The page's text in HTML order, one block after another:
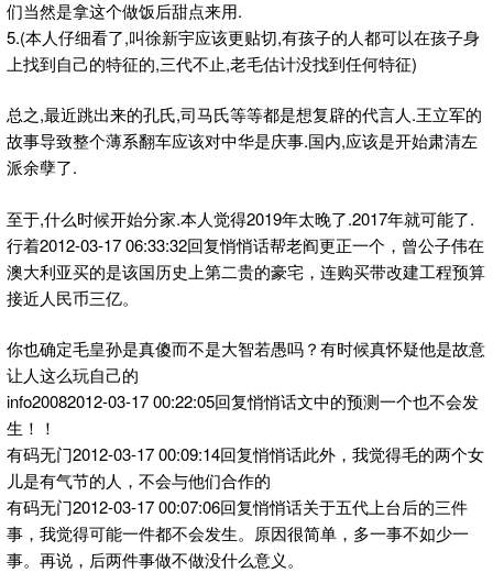
们当然是拿这个做饭后甜点来用.
5.(本人仔细看了,叫徐新宇应该更贴切,有孩子的人都可以在孩子身
上找到自己的特征的,三代不止,老毛估计没找到任何特征)
总之,最近跳出来的孔氏,司马氏等等都是想复辟的代言人.王立军的
故事导致整个薄系翻车应该对中华是庆事.国内,应该是开始肃清左
派余孽了.
至于,什么时候开始分家.本人觉得2019年太晚了.2017年就可能了.
行着2012-03-17 06:33:32回复悄悄话帮老阎更正一个，曾公子伟在
澳大利亚买的是该国历史上第二贵的豪宅，连购买带改建工程预算
接近人民币三亿。
你也确定毛皇孙是真傻而不是大智若愚吗？有时候真怀疑他是故意
让人这么玩自己的
info20082012-03-17 00:22:05回复悄悄话文中的预测一个也不会发
生！！
有码无门2012-03-17 00:09:14回复悄悄话此外，我觉得毛的两个女
儿是有气节的人，不会与他们合作的
有码无门2012-03-17 00:07:06回复悄悄话关于五代上台后的三件
事，我觉得可能一件都不会发生。原因很简单，多一事不如少一
事。再说，后两件事做不做没什么意义。